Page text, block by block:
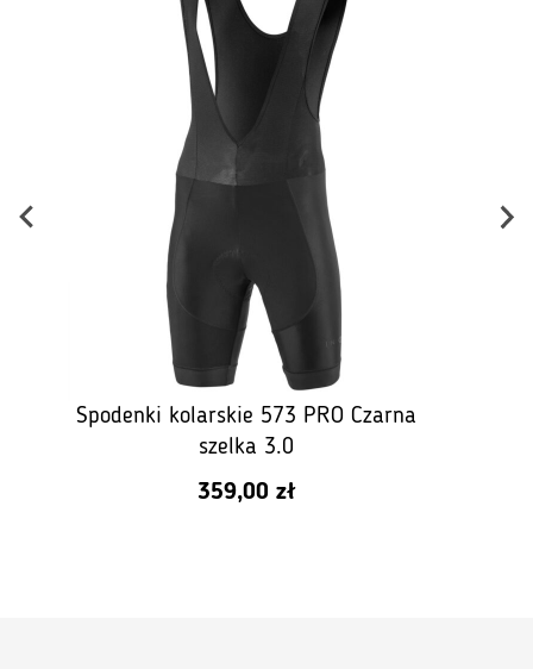
Spodenki kolarskie 573 PRO Czarna
szelka 3.0
359,00 zł